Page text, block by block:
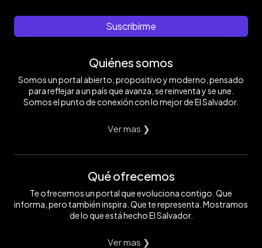
Suscribirme
Quiénes somos
Somos un portal abierto, propositivo y moderno, pensado
para reflejar a un país que avanza, se reinventa y se une.
Somos el punto de conexión con lo mejor de El Salvador.
Ver mas ❯
Qué ofrecemos
Te ofrecemos un portal que evoluciona contigo. Que
informa, pero también inspira. Que te representa. Mostramos
de lo que está hecho El Salvador.
Ver mas ❯